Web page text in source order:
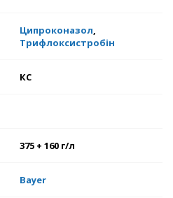
Ципроконазол,
Трифлоксистробін
КС
375 + 160 г/л
Bayer